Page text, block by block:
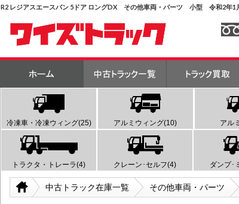
R2 レジアスエースバン 5ドア ロングDX その他車両・パーツ 小型 令和2
冷凍車・冷凍ウィング(25) アルミウィング(10) アル
トラクタ・トレーラ(4) クレーン･セルフ(4) ダンプ･
中古トラック在庫一覧 その他車両・パーツ